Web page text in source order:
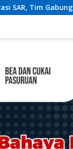
Pencarian